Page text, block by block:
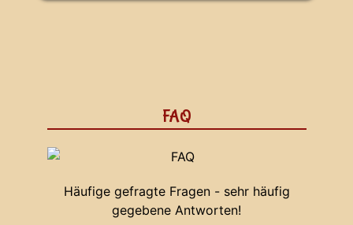
FAQ
Häufige gefragte Fragen - sehr häufig
gegebene Antworten!